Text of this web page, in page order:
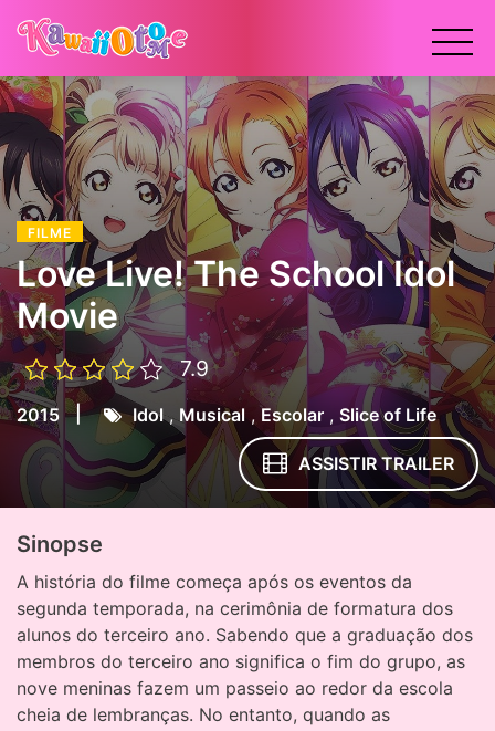
x
FILME
Love Live! The School Idol
Movie
7.9
2015 | Idol, Musical, Escolar , Slice of Life
ASSISTIR TRAILER
Sinopse
A história do filme começa após os eventos da
segunda temporada, na cerimônia de formatura dos
alunos do terceiro ano. Sabendo que a graduação dos
membros do terceiro ano significa o fim do grupo, as
nove meninas fazem um passeio ao redor da escola
cheia de lembranças. No entanto, quando as